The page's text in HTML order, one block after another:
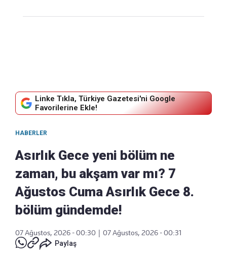
Linke Tıkla, Türkiye Gazetesi'ni Google
Favorilerine Ekle!
HABERLER
Asırlık Gece yeni bölüm ne
zaman, bu akşam var mı? 7
Ağustos Cuma Asırlık Gece 8.
bölüm gündemde!
07 Ağustos, 2026 - 00:30
07 Ağustos, 2026 - 00:31
Paylaş